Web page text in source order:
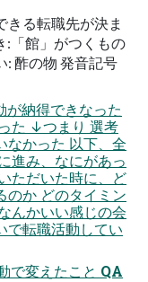
きる転職先が決ま
:「館」がつくもの
酢の物 発音記号
納得できなった
た ↓つまり 選考
なかった 以下、全
進み、なにがあっ
ただいた時に、ど
のか どのタイミン
んかいい感じの会
で転職活動してい
変えたこと QA